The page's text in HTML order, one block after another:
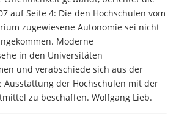
auf Seite 4: Die den Hochschulen vom
zugewiesene Autonomie sei nicht
Moderne
in den Universitäten
und verabschiede sich aus der
der Hochschulen mit der
zu beschaffen. Wolfgang Lieb.